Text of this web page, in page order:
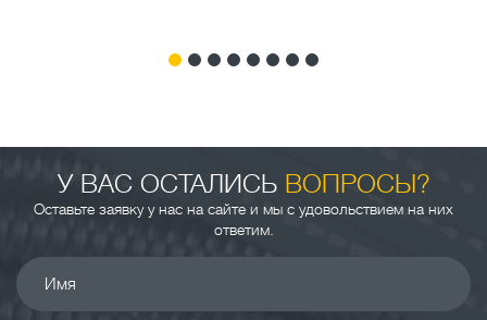
У ВАС ОСТАЛИСЬ ВОПРОСЫ?
Оставьте заявку у нас на сайте и мы с удовольствием на них
ответим.
Имя